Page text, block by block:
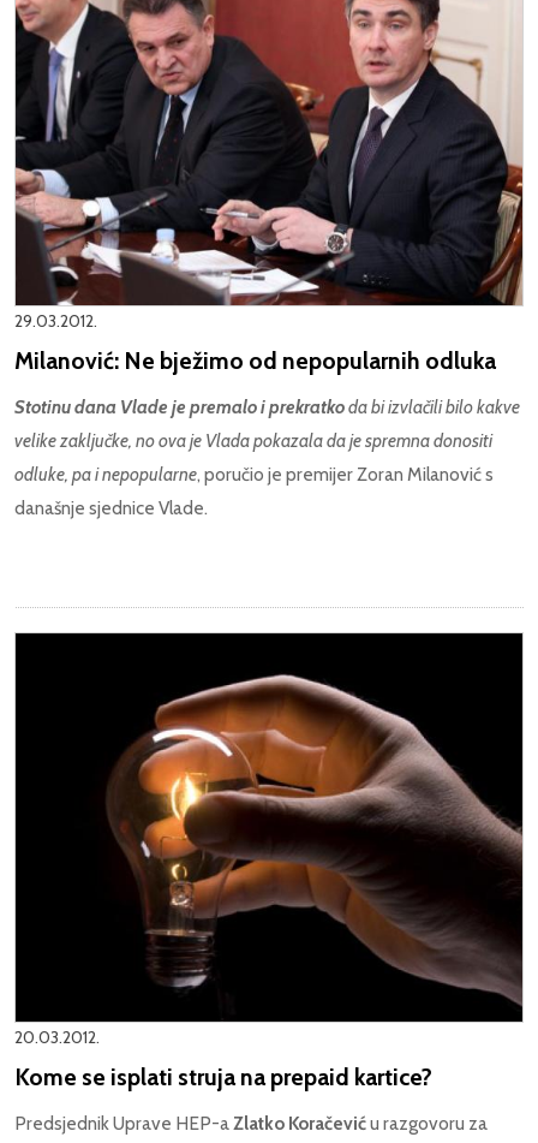
29.03.2012.
Milanović: Ne bježimo od nepopularnih odluka
Stotinu dana Vlade je premalo i prekratkoda bi izvlačili bilo kakve
velike zaključke, no ova je Vlada pokazala da je spremna donositi
odluke, pa i nepopularne, poručio je premijer Zoran Milanović s
današnje sjednice Vlade.
20.03.2012.
Kome se isplati struja na prepaid kartice?
Predsjednik Uprave HEP-a Zlatko Koračeviću razgovoru za